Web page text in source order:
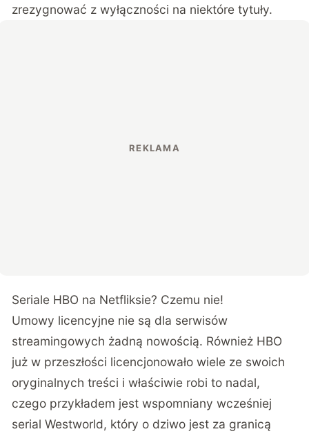
zrezygnować z wyłączności na niektóre tytuły.
Seriale HBO na Netfliksie? Czemu nie!
Umowy licencyjne nie są dla serwisów
streamingowych żadną nowością. Również HBO
już w przeszłości licencjonowało wiele ze swoich
oryginalnych treści i właściwie robi to nadal,
czego przykładem jest wspomniany wcześniej
serial Westworld, który o dziwo jest za granicą